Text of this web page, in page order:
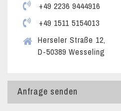
+49 2236 9444916
+49 1511 5154013
Herseler Straße 12,
D-50389 Wesseling
Anfrage senden